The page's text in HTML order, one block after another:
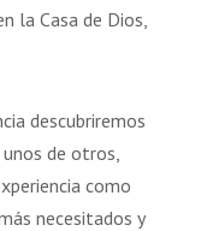
la Casa de Dios,
descubriremos
de otros,
como
necesitados y